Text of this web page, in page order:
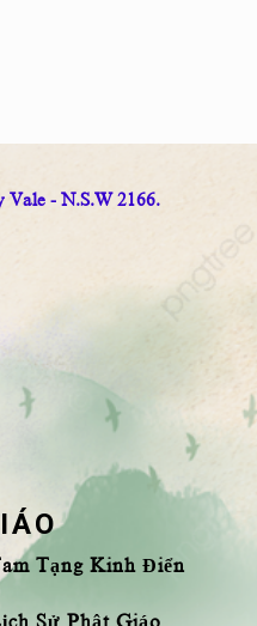
Vale - N.S.W 2166.
Tạng Kinh Điển